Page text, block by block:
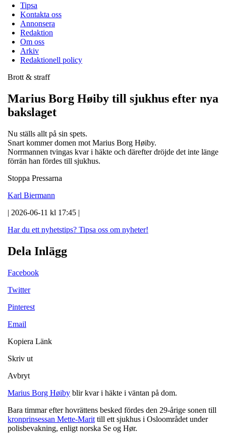
Tipsa
Kontakta oss
Annonsera
Redaktion
Om oss
Arkiv
Redaktionell policy
Brott & straff
Marius Borg Høiby till sjukhus efter nya
bakslaget
Nu ställs allt på sin spets.
Snart kommer domen mot Marius Borg Høiby.
Norrmannen tvingas kvar i häkte och därefter dröjde det inte länge
förrän han fördes till sjukhus.
Stoppa Pressarna
Karl Biermann
| 2026-06-11 kl 17:45 |
Har du ett nyhetstips? Tipsa oss om nyheter!
Dela Inlägg
Facebook
Twitter
Pinterest
Email
Kopiera Länk
Skriv ut
Avbryt
Marius Borg Høiby blir kvar i häkte i väntan på dom.
Bara timmar efter hovrättens besked fördes den 29-årige sonen till
kronprinsessan Mette-Marit till ett sjukhus i Osloområdet under
polisbevakning, enligt norska Se og Hør.